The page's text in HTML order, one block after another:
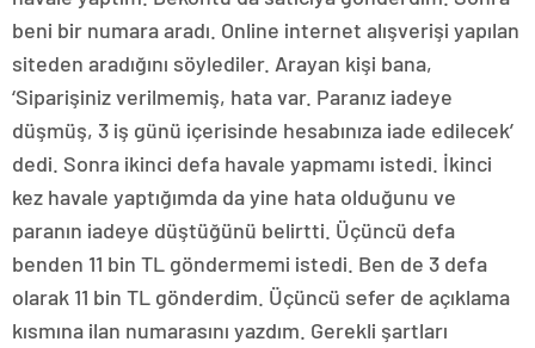
beni bir numara aradı. Online internet alışverişi yapılan
siteden aradığını söylediler. Arayan kişi bana,
‘Siparişiniz verilmemiş, hata var. Paranız iadeye
düşmüş, 3 iş günü içerisinde hesabınıza iade edilecek’
dedi. Sonra ikinci defa havale yapmamı istedi. İkinci
kez havale yaptığımda da yine hata olduğunu ve
paranın iadeye düştüğünü belirtti. Üçüncü defa
benden 11 bin TL göndermemi istedi. Ben de 3 defa
olarak 11 bin TL gönderdim. Üçüncü sefer de açıklama
kısmına ilan numarasını yazdım. Gerekli şartları